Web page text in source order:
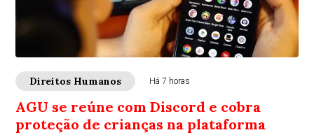
Direitos Humanos Há 7 horas
AGU se reúne com Discord e cobra
proteção de crianças na plataforma